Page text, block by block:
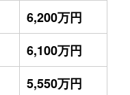
6,200万円
6,100万円
5,550万円